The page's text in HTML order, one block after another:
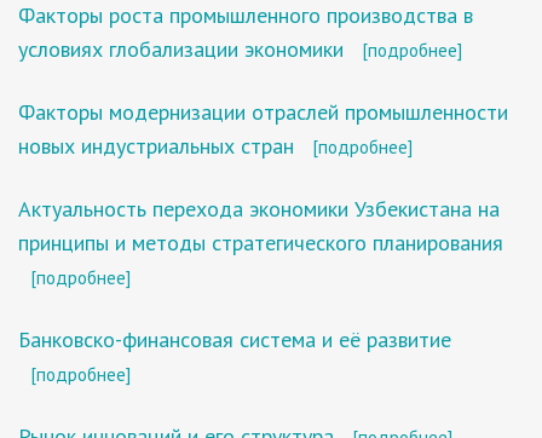
Факторы роста промышленного производства в
условиях глобализации экономики
[подробнее]
Факторы модернизации отраслей промышленности
новых индустриальных стран
[подробнее]
Актуальность перехода экономики Узбекистана на
принципы и методы стратегического планирования
[подробнее]
Банковско-финансовая система и её развитие
[подробнее]